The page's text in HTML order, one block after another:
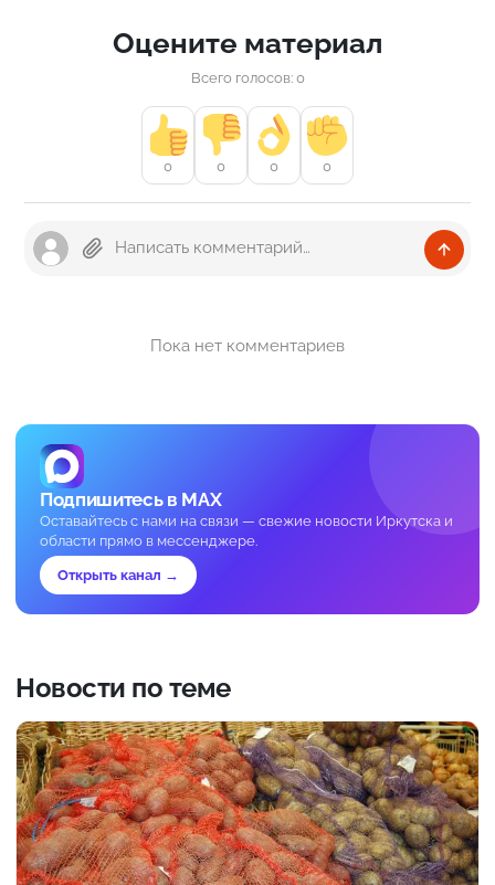
Оцените материал
Всего голосов: 0
0 0 0 0
Пока нет комментариев
Подпишитесь в MAX
Оставайтесь с нами на связи — свежие новости Иркутска и
области прямо в мессенджере.
Открыть канал →
Новости по теме